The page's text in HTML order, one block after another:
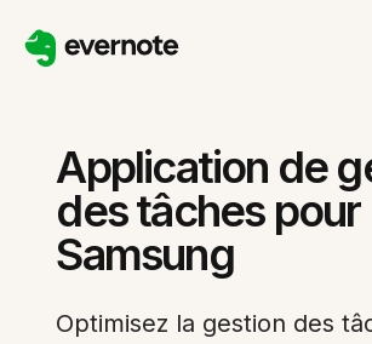
Application de
des tâches pour
Samsung
Optimisez la gestion des